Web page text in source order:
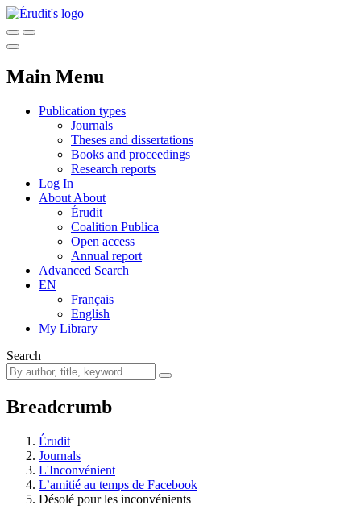
Main Menu
Publication types
Journals
Theses and dissertations
Books and proceedings
Research reports
Log In
About About
Érudit
Coalition Publica
Open access
Annual report
Advanced Search
EN
Français
English
My Library
Search
Breadcrumb
Érudit
Journals
L'Inconvénient
L’amitié au temps de Facebook
Désolé pour les inconvénients